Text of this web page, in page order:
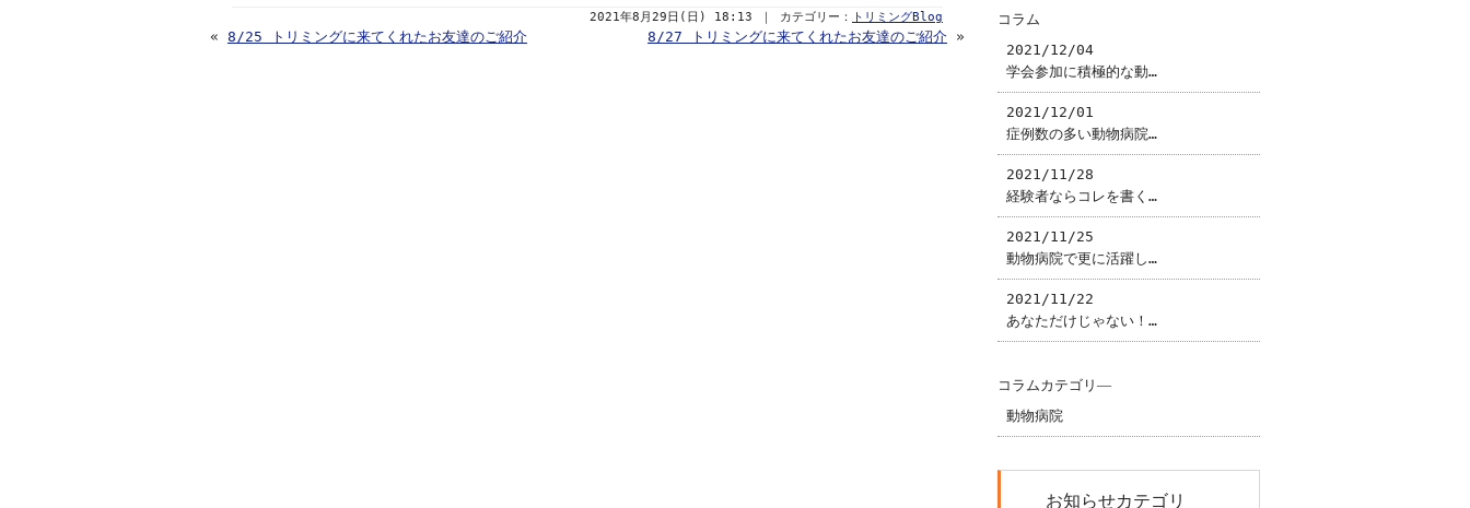
2021年8月29日(日) 18:13 ｜ カテゴリー： トリミングBlog
« 8/25 トリミングに来てくれたお友達のご紹介 8/27 トリミングに来てくれたお友達のご紹介 »
コラム
2021/12/04
学会参加に積極的な動…
2021/12/01
症例数の多い動物病院…
2021/11/28
経験者ならコレを書く…
2021/11/25
動物病院で更に活躍し…
2021/11/22
あなただけじゃない！…
コラムカテゴリ―
動物病院
お知らせカテゴリ